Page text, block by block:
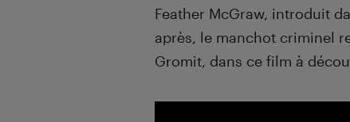
Feather McGraw, introduit
après, le manchot criminel
Gromit, dans ce film à